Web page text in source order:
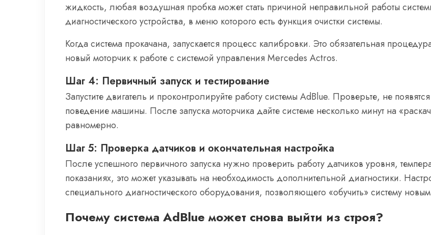
жидкость, любая воздушная пробка может стать причиной неправильной работы
диагностического устройства, в меню которого есть функция очистки системы.
Когда система прокачана, запускается процесс калибровки. Это обязательная
новый моторчик к работе с системой управления Mercedes Actros.
Шаг 4: Первичный запуск и тестирование
Запустите двигатель и проконтролируйте работу системы AdBlue. Проверьте, не
поведение машины. После запуска моторчика дайте системе несколько минут на
равномерно.
Шаг 5: Проверка датчиков и окончательная настройка
После успешного первичного запуска нужно проверить работу датчиков уровня,
показаниях, это может указывать на необходимость дополнительной диагностики.
специального диагностического оборудования, позволяющего «обучить» систему
Почему система AdBlue может снова выйти из строя?